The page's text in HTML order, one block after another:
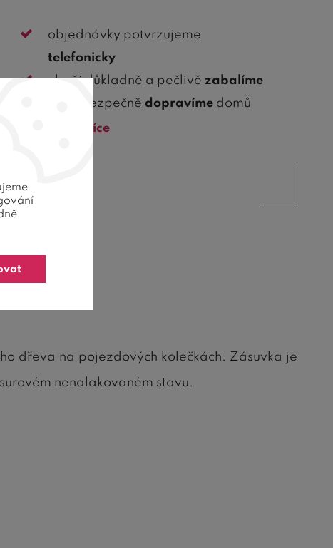
objednávky potvrzujeme
telefonicky
zboží důkladně a pečlivě zabalíme
vždy bezpečně dopravímedomů
Zjistit více
dřeva na pojezdových kolečkách. Zásuvka je
nenalakovaném stavu.